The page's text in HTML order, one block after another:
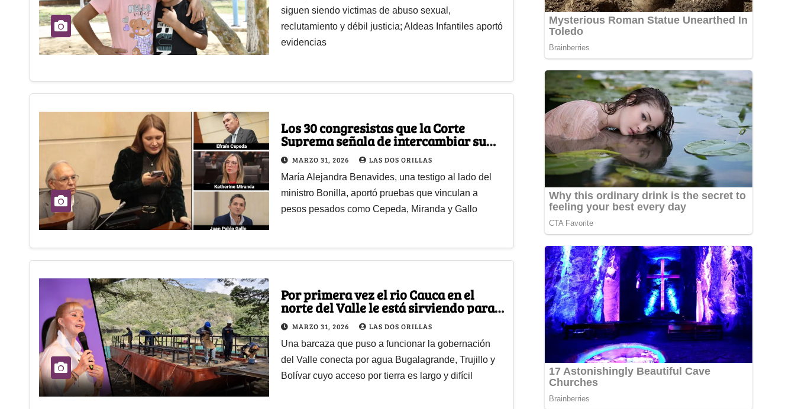
siguen siendo victimas de abuso sexual,
reclutamiento y débil justicia; Aldeas Infantiles aportó
evidencias
Los 30 congresistas que la Corte
Suprema señala de intercambiar su
voto por contratos en Invías
MARZO 31, 2026 LAS DOS ORILLAS
María Alejandra Benavides, una testigo al lado del
ministro Bonilla, aportó pruebas que vinculan a
pesos pesados como Cepeda, Miranda y Gallo
Por primera vez el rio Cauca en el
norte del Valle le está sirviendo para
transportarse gratuitamente
MARZO 31, 2026 LAS DOS ORILLAS
Una barcaza que puso a funcionar la gobernación
del Valle conecta por agua Bugalagrande, Trujillo y
Bolívar cuyo acceso por tierra es largo y difícil